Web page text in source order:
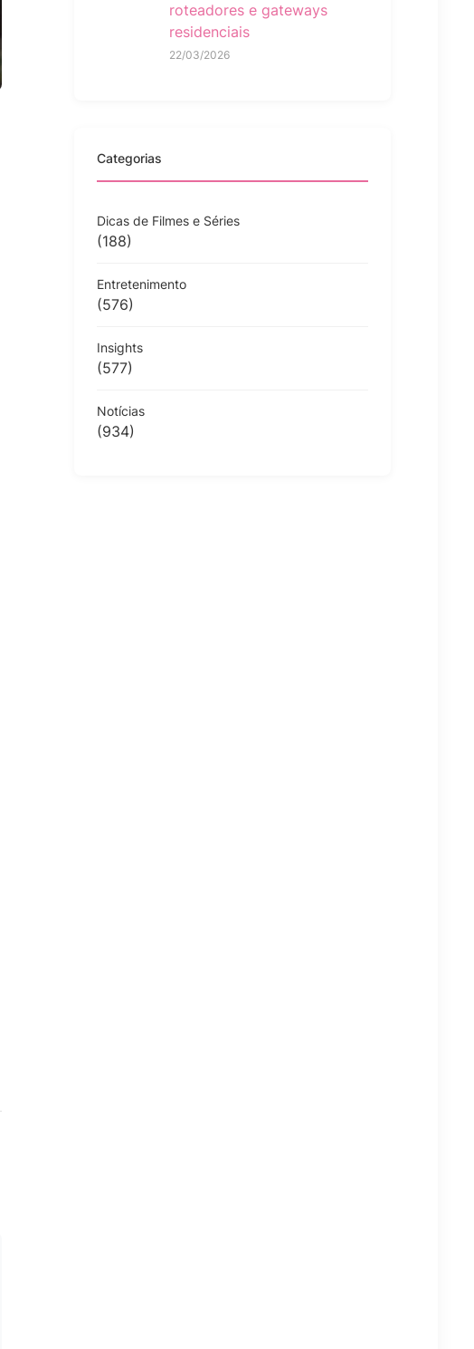
roteadores e gateways
residenciais
22/03/2026
Categorias
Dicas de Filmes e Séries
(188)
Entretenimento
(576)
Insights
(577)
Notícias
(934)